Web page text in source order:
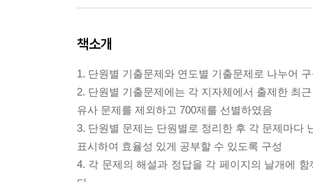
책소개
1. 단원별 기출문제와 연도별 기출문제로 나누어
2. 단원별 기출문제에는 각 지자체에서 출제한 최
유사 문제를 제외하고 700제를 선별하였음
3. 단원별 문제는 단원별로 정리한 후 각 문제마
표시하여 효율성 있게 공부할 수 있도록 구성
4. 각 문제의 해설과 정답을 각 페이지의 날개에